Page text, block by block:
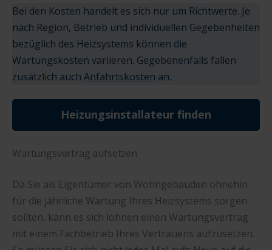
Bei den Kosten handelt es sich nur um Richtwerte. Je
nach Region, Betrieb und individuellen Gegebenheiten
bezüglich des Heizsystems können die
Wartungskosten variieren. Gegebenenfalls fallen
zusätzlich auch Anfahrtskosten an.
Heizungsinstallateur finden
Wartungsvertrag aufsetzen
Da Sie als Eigentümer von Wohngebäuden ohnehin
für die jährliche Wartung Ihres Heizsystems sorgen
sollten, kann es sich lohnen einen Wartungsvertrag
mit einem Fachbetrieb Ihres Vertrauens aufzusetzen.